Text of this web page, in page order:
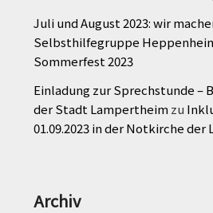
Juli und August 2023: wir
Selbsthilfegruppe
Sommerfest 2023
Einladung zur Sprechstunde –
der Stadt Lampertheim zu
01.09.2023 in der Notkirche der
Archiv